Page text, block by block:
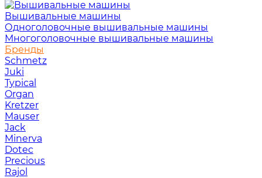
Вышивальные машины
Одноголовочные вышивальные машины
Многоголовочные вышивальные машины
Бренды
Schmetz
Juki
Typical
Organ
Kretzer
Mauser
Jack
Minerva
Dotec
Precious
Rajol